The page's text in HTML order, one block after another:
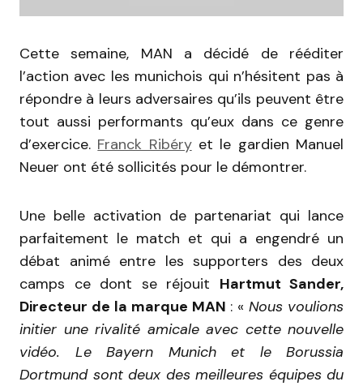
Cette semaine, MAN a décidé de rééditer
l’action avec les munichois qui n’hésitent pas à
répondre à leurs adversaires qu’ils peuvent être
tout aussi performants qu’eux dans ce genre
d’exercice. Franck Ribéryet le gardien Manuel
Neuer ont été sollicités pour le démontrer.
Une belle activation de partenariat qui lance
parfaitement le match et qui a engendré un
débat animé entre les supporters des deux
camps ce dont se réjouit Hartmut Sander,
Directeur de la marque MAN : «Nous voulions
initier une rivalité amicale avec cette nouvelle
vidéo. Le Bayern Munich et le Borussia
Dortmund sont deux des meilleures équipes du